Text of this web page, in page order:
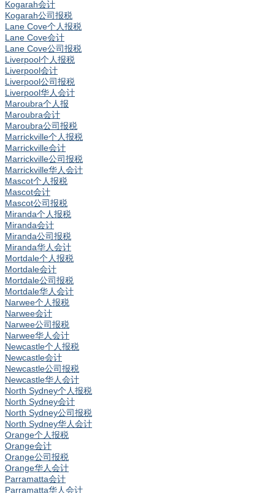
Kogarah会计
Kogarah公司报税
Lane Cove个人报税
Lane Cove会计
Lane Cove公司报税
Liverpool个人报税
Liverpool会计
Liverpool公司报税
Liverpool华人会计
Maroubra个人报
Maroubra会计
Maroubra公司报税
Marrickville个人报税
Marrickville会计
Marrickville公司报税
Marrickville华人会计
Mascot个人报税
Mascot会计
Mascot公司报税
Miranda个人报税
Miranda会计
Miranda公司报税
Miranda华人会计
Mortdale个人报税
Mortdale会计
Mortdale公司报税
Mortdale华人会计
Narwee个人报税
Narwee会计
Narwee公司报税
Narwee华人会计
Newcastle个人报税
Newcastle会计
Newcastle公司报税
Newcastle华人会计
North Sydney个人报税
North Sydney会计
North Sydney公司报税
North Sydney华人会计
Orange个人报税
Orange会计
Orange公司报税
Orange华人会计
Parramatta会计
Parramatta华人会计